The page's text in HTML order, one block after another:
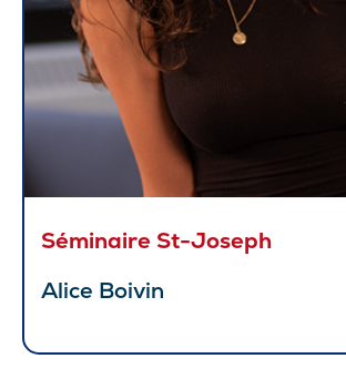
Séminaire St-Joseph
Alice Boivin